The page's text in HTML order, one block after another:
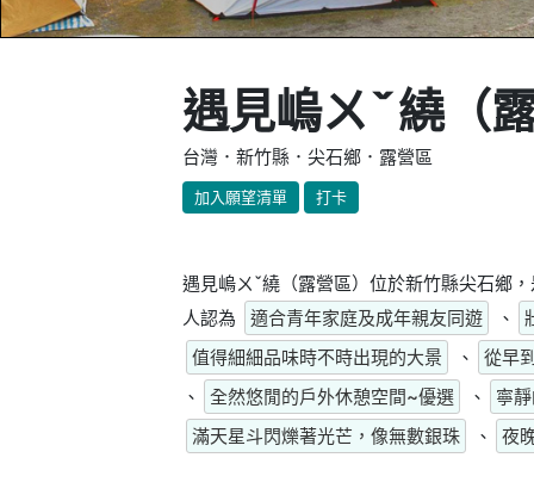
遇見嵨ㄨˇ繞（
台灣．新竹縣．尖石鄉．露營區
加入願望清單 打卡
遇見嵨ㄨˇ繞（露營區）位於新竹縣尖石鄉
人認為
適合青年家庭及成年親友同遊 、
值得細細品味時不時出現的大景
、
從早
、
全然悠閒的戶外休憩空間~優選 、
寧
滿天星斗閃爍著光芒，像無數銀珠
、 夜